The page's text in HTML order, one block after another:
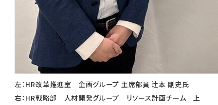
左：HR改革推進室 企画グループ 主席部員 辻本 剛史氏
右：HR戦略部 人材開発グループ リソース計画チーム 上